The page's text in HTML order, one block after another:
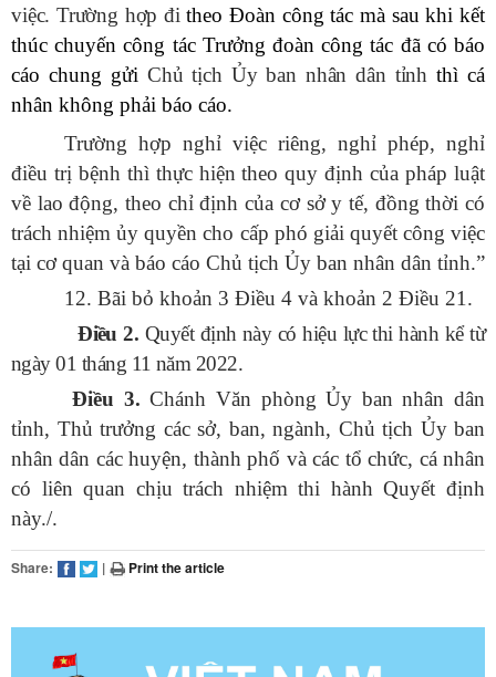
việc. Trường hợp đitheo Đoàn công tác mà sau khi kết
thúc chuyến công tác Trưởng đoàn công tác đã có báo
cáo chung gửi Chủ tịch Ủy ban nhân dân tỉnh thì cá
nhân không phải báo cáo.
Trường hợp nghỉ việc riêng, nghỉ phép, nghỉ
điều trị bệnh thì thực hiện theo quy định của pháp luật
về lao động, theo chỉ định của cơ sở y tế, đồng thời có
trách nhiệm ủy quyền cho cấp phó giải quyết công việc
tại cơ quan và báo cáo Chủ tịch Ủy ban nhân dân tỉnh.”
12. Bãi bỏ khoản 3 Điều 4 và khoản 2 Điều 21.
Điều 2. Quyết định này có hiệu lực thi hành kể từ
ngày 01 tháng 11 năm 2022.
Điều 3. Chánh Văn phòng Ủy ban nhân dân
tỉnh, Thủ trưởng các sở, ban, ngành, Chủ tịch Ủy ban
nhân dân các huyện, thành phố và các tổ chức, cá nhân
có liên quan chịu trách nhiệm thi hành Quyết định
này./.
Share: | Print the article